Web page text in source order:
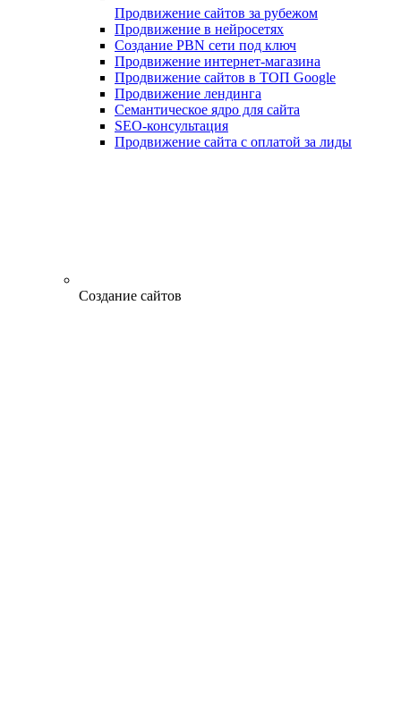
Продвижение сайтов за рубежом
Продвижение в нейросетях
Создание PBN сети под ключ
Продвижение интернет-магазина
Продвижение сайтов в ТОП Google
Продвижение лендинга
Семантическое ядро для сайта
SEO-консультация
Продвижение сайта с оплатой за лиды
Создание сайтов